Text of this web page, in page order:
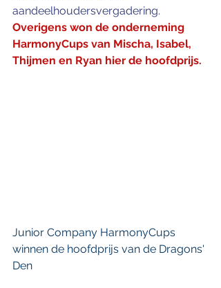
aandeelhoudersvergadering.
Overigens won de onderneming
HarmonyCups van Mischa, Isabel,
Thijmen en Ryan hier de hoofdprijs.
Junior Company HarmonyCups
winnen de hoofdprijs van de Dragons'
Den